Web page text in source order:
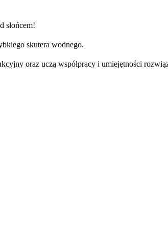
słońcem!
skutera wodnego.
oraz uczą współpracy i umiejętności